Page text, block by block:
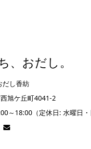
、おだし。
だし香紡
旭ケ丘町4041-2
～18:00（定休日: 水曜日・